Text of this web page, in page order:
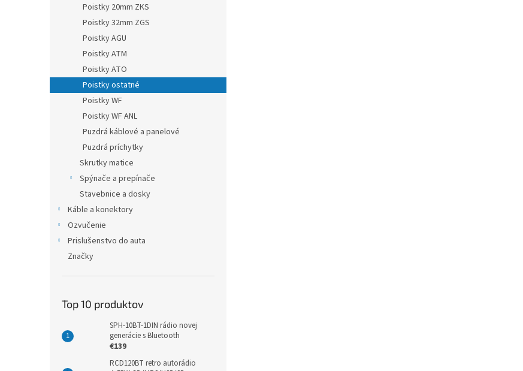
Poistky 20mm ZKS
Poistky 32mm ZGS
Poistky AGU
Poistky ATM
Poistky ATO
Poistky ostatné
Poistky WF
Poistky WF ANL
Puzdrá káblové a panelové
Puzdrá príchytky
Skrutky matice
Spýnače a prepínače
Stavebnice a dosky
Káble a konektory
Ozvučenie
Prislušenstvo do auta
Značky
Top 10 produktov
SPH-10BT-1DIN rádio novej
generácie s Bluetooth
€139
RCD120BT retro autorádio